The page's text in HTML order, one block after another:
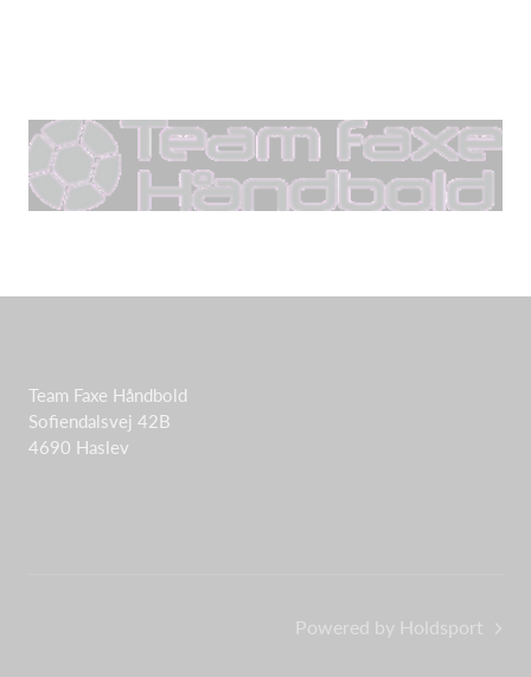
Team Faxe Håndbold
Sofiendalsvej 42B
4690 Haslev
Powered by Holdsport